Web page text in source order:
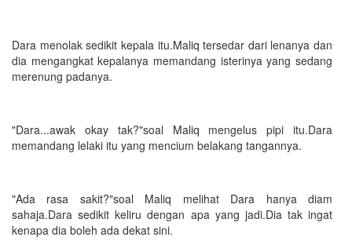
Dara menolak sedikit kepala itu.Maliq tersedar dari lenanya dan
dia mengangkat kepalanya memandang isterinya yang sedang
merenung padanya.
"Dara...awak okay tak?"soal Maliq mengelus pipi itu.Dara
memandang lelaki itu yang mencium belakang tangannya.
"Ada rasa sakit?"soal Maliq melihat Dara hanya diam
sahaja.Dara sedikit keliru dengan apa yang jadi.Dia tak ingat
kenapa dia boleh ada dekat sini.